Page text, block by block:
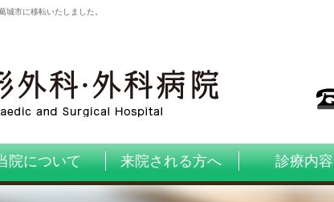
城市に移転いたしました。
院について 来院される方へ 診療内容